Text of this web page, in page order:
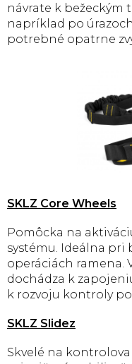
návrate k bežeckým
napríklad po
potrebné opatrne
SKLZ Core Wheels
Pomôcka na
systému. Ideálna
operáciách ramena.
dochádza k
k rozvoju kontroly
SKLZ Slidez
Skvelé na